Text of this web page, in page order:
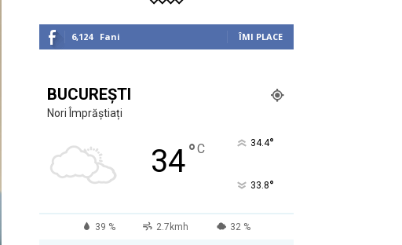
6,124 Fani ÎMI PLACE
BUCUREȘTI
Nori Împrăștiați
34°C 34.4°
33.8°
39 % 2.7kmh 32 %